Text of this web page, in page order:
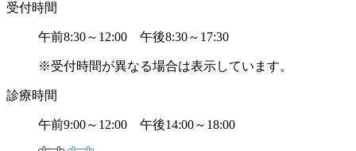
受付時間
午前8:30～12:00 午後8:30～17:30
※受付時間が異なる場合は表示しています。
診療時間
午前9:00～12:00 午後14:00～18:00